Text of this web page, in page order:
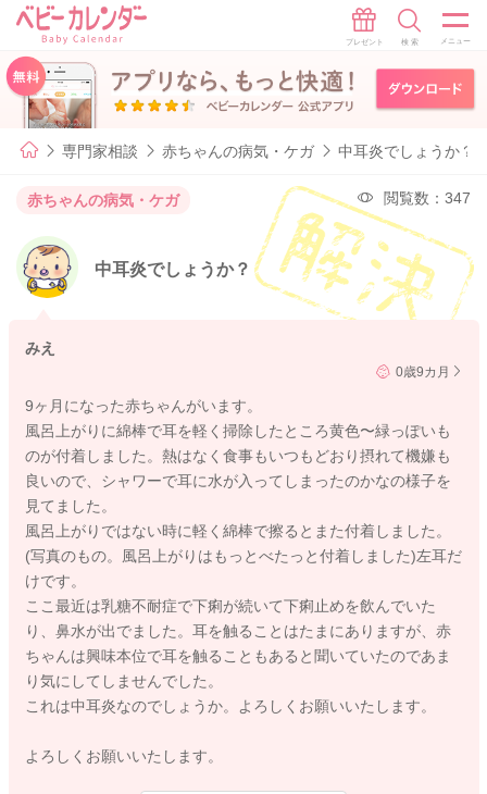
専門家相談 赤ちゃんの病気・ケガ 中耳炎でしょうか？
赤ちゃんの病気・ケガ 閲覧数：347
中耳炎でしょうか？
みえ
0歳9カ月
9ヶ月になった赤ちゃんがいます。
風呂上がりに綿棒で耳を軽く掃除したところ黄色〜緑っぽいも
のが付着しました。熱はなく食事もいつもどおり摂れて機嫌も
良いので、シャワーで耳に水が入ってしまったのかなの様子を
見てました。
風呂上がりではない時に軽く綿棒で擦るとまた付着しました。
(写真のもの。風呂上がりはもっとべたっと付着しました)左耳だ
けです。
ここ最近は乳糖不耐症で下痢が続いて下痢止めを飲んでいた
り、鼻水が出でました。耳を触ることはたまにありますが、赤
ちゃんは興味本位で耳を触ることもあると聞いていたのであま
り気にしてしませんでした。
これは中耳炎なのでしょうか。よろしくお願いいたします。
よろしくお願いいたします。